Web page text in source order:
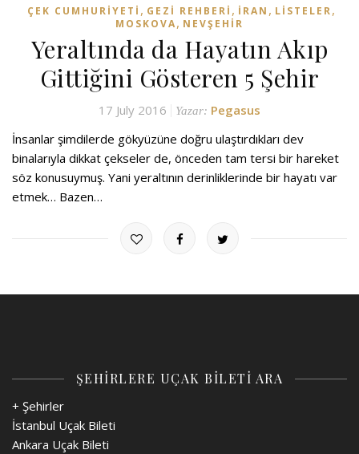
ÇEK CUMHURIYETI , GEZI REHBERI , İRAN , LISTELER,
MOSKOVA, NEVŞEHIR
Yeraltında da Hayatın Akıp
Gittiğini Gösteren 5 Şehir
17 July 2016 Yazar: Pegasus
İnsanlar şimdilerde gökyüzüne doğru ulaştırdıkları dev
binalarıyla dikkat çekseler de, önceden tam tersi bir hareket
söz konusuymuş. Yani yeraltının derinliklerinde bir hayatı var
etmek… Bazen…
ŞEHİRLERE UÇAK BİLETİ ARA
+ Şehirler
İstanbul Uçak Bileti
Ankara Uçak Bileti